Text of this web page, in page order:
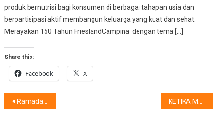
produk bernutrisi bagi konsumen di berbagai tahapan usia dan
berpartisipasi aktif membangun keluarga yang kuat dan sehat.
Merayakan 150 Tahun FrieslandCampina dengan tema […]
Share this:
Facebook X
Post
Ramadan Seru, Bareng Siapa Saja ?